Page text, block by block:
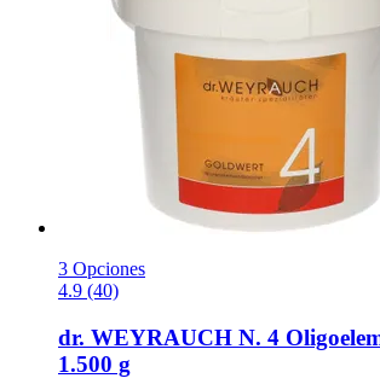
3 Opciones
4.9 (40)
dr. WEYRAUCH N. 4
1.500 g